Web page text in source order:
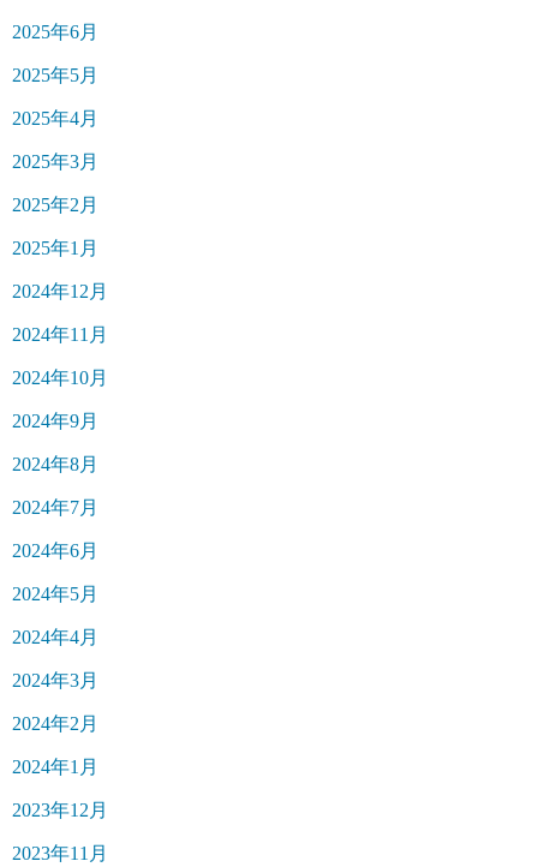
2025年6月
2025年5月
2025年4月
2025年3月
2025年2月
2025年1月
2024年12月
2024年11月
2024年10月
2024年9月
2024年8月
2024年7月
2024年6月
2024年5月
2024年4月
2024年3月
2024年2月
2024年1月
2023年12月
2023年11月